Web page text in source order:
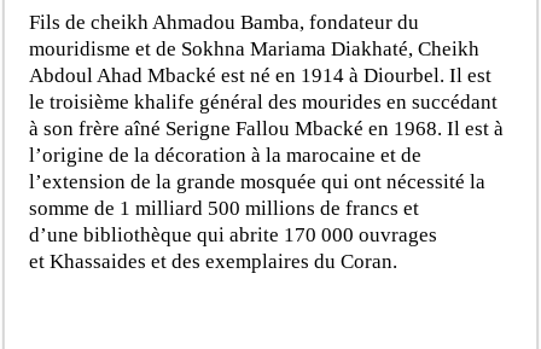
Fils de cheikh Ahmadou Bamba, fondateur du
mouridisme et de Sokhna Mariama Diakhaté, Cheikh
Abdoul Ahad Mbacké est né en 1914 à Diourbel. Il est
le troisième khalife général des mourides en succédant
à son frère aîné Serigne Fallou Mbacké en 1968. Il est à
l’origine de la décoration à la marocaine et de
l’extension de la grande mosquée qui ont nécessité la
somme de 1 milliard 500 millions de francs et
d’une bibliothèque qui abrite 170 000 ouvrages
et Khassaides et des exemplaires du Coran.